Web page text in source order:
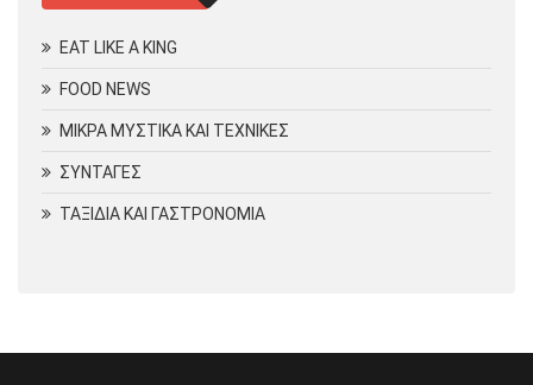
EAT LIKE A KING
FOOD NEWS
ΜΙΚΡΑ ΜΥΣΤΙΚΑ ΚΑΙ ΤΕΧΝΙΚΕΣ
ΣΥΝΤΑΓΕΣ
ΤΑΞΙΔΙΑ ΚΑΙ ΓΑΣΤΡΟΝΟΜΙΑ